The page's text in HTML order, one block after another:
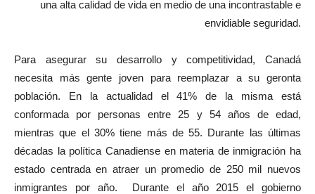
una alta calidad de vida en medio de una incontrastable e
envidiable seguridad.
Para asegurar su desarrollo y competitividad, Canadá
necesita más gente joven para reemplazar a su geronta
población. En la actualidad el 41% de la misma está
conformada por personas entre 25 y 54 años de edad,
mientras que el 30% tiene más de 55. Durante las últimas
décadas la política Canadiense en materia de inmigración ha
estado centrada en atraer un promedio de 250 mil nuevos
inmigrantes por año. Durante el año 2015 el gobierno